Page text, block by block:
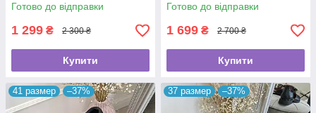
Готово до відправки
1 299 ₴ 2 300 ₴
Купити
Готово до відправки
1 699 ₴ 2 700 ₴
Купити
41 размер –37% 37 размер –37%